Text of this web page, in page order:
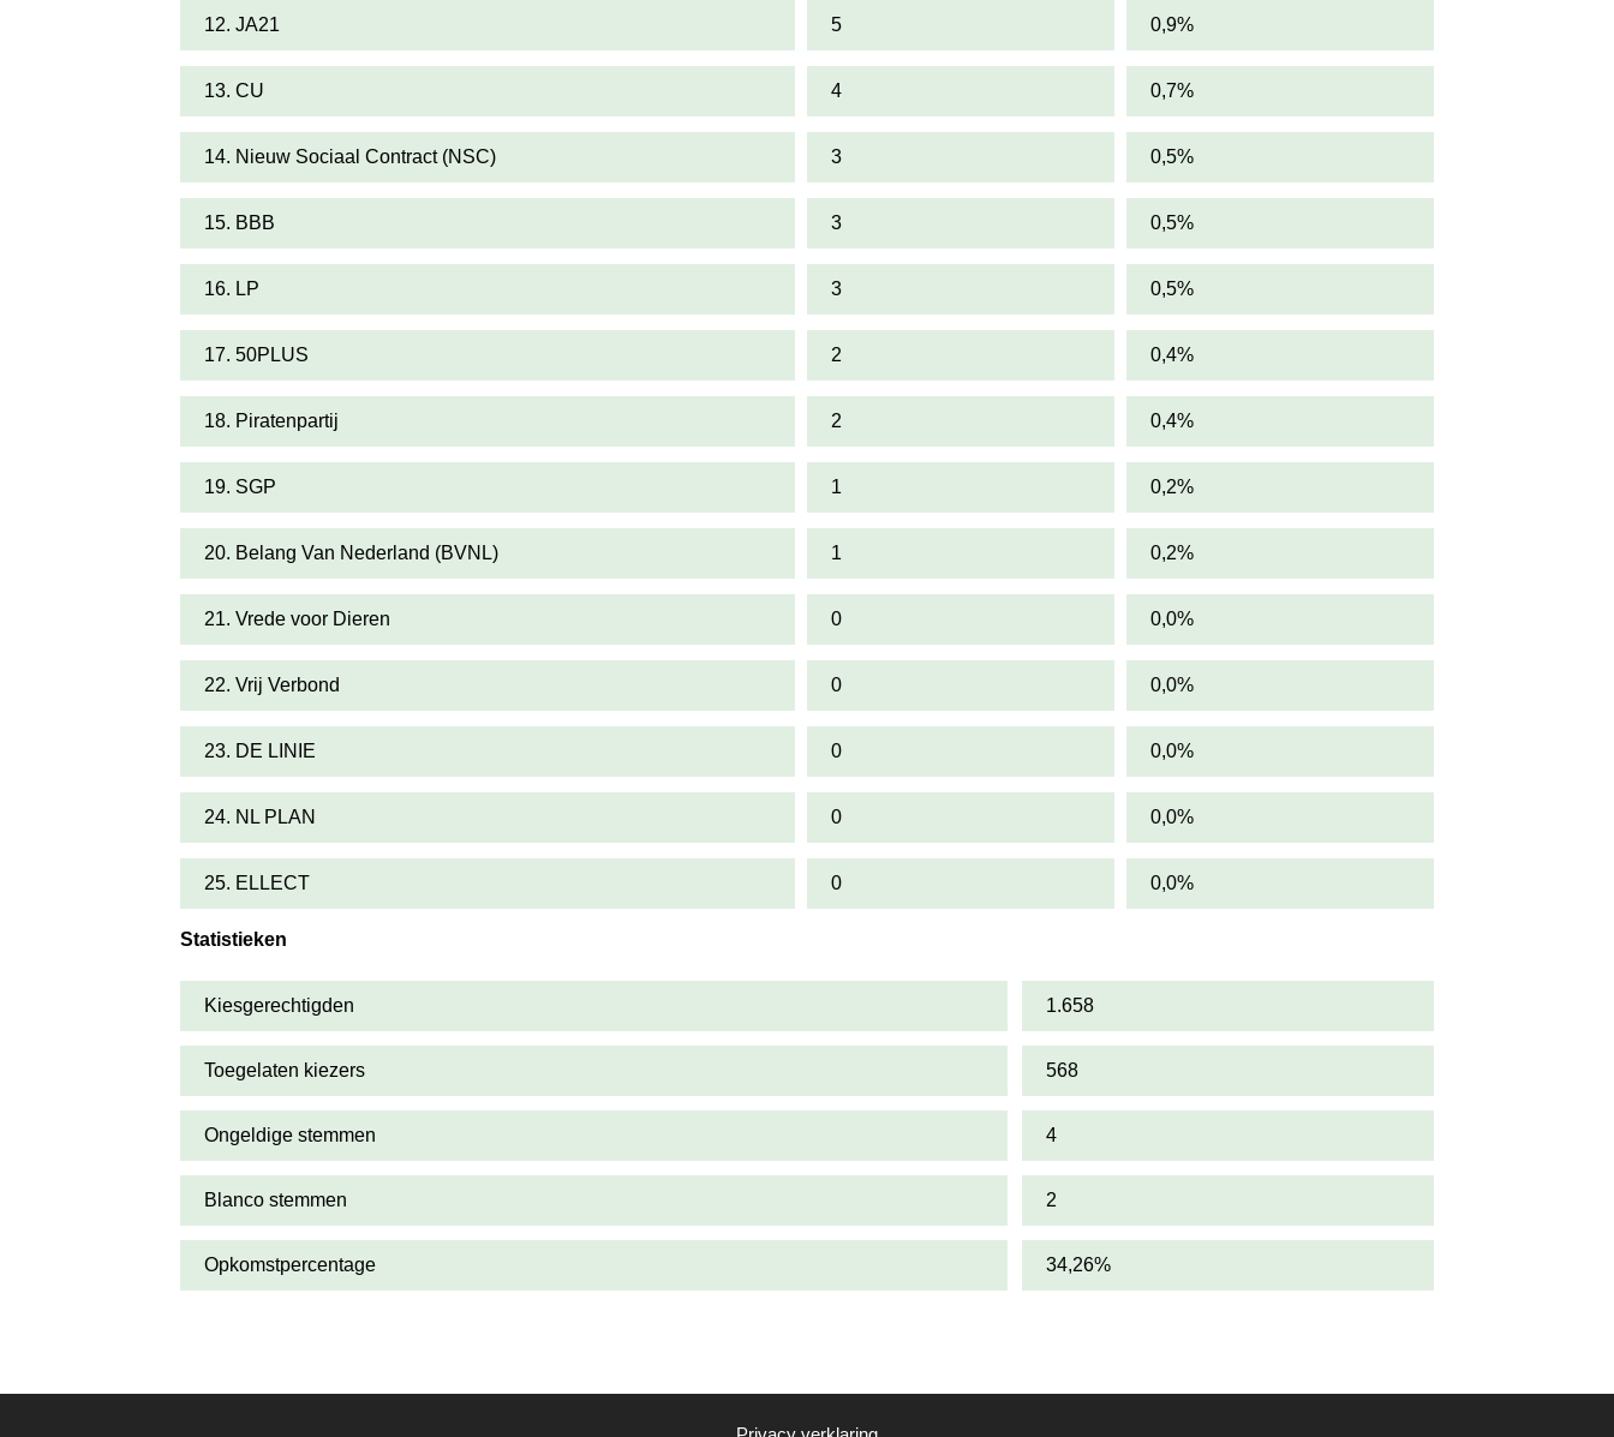
12. JA21 5 0,9%
13. CU 4 0,7%
14. Nieuw Sociaal Contract (NSC) 3 0,5%
15. BBB 3 0,5%
16. LP 3 0,5%
17. 50PLUS 2 0,4%
18. Piratenpartij 2 0,4%
19. SGP 1 0,2%
20. Belang Van Nederland (BVNL) 1 0,2%
21. Vrede voor Dieren 0 0,0%
22. Vrij Verbond 0 0,0%
23. DE LINIE 0 0,0%
24. NL PLAN 0 0,0%
25. ELLECT 0 0,0%
Statistieken
Kiesgerechtigden 1.658
Toegelaten kiezers 568
Ongeldige stemmen 4
Blanco stemmen 2
Opkomstpercentage 34,26%